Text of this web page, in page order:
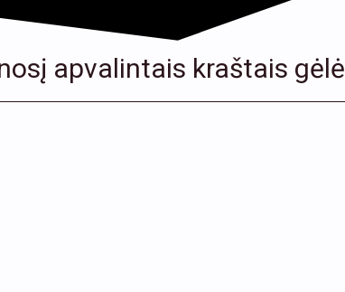
apvalintais kraštais gėlė